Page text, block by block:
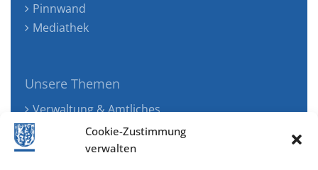
Cookie-Zustimmung
verwalten
Pinnwand
Mediathek
Unsere Themen
Verwaltung & Amtliches
Jugend, Familie & Gesundheit
Tourismus, Freizeit & Ökologie